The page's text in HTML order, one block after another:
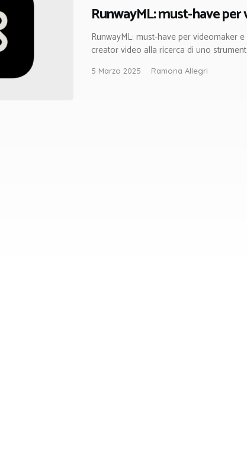
RunwayML: must-have
RunwayML: must-have per videomaker
creator video alla ricerca di uno
5 Marzo 2025 Ramona Allegri